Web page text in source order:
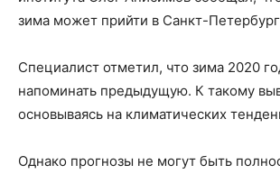
зима может прийти в Санкт-
Специалист отметил, что зима 2020
напоминать предыдущую. К такому
основываясь на климатических
Однако прогнозы не могут быть